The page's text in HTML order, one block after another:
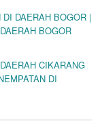
DAERAH BOGOR |
BOGOR
CIKARANG
DI